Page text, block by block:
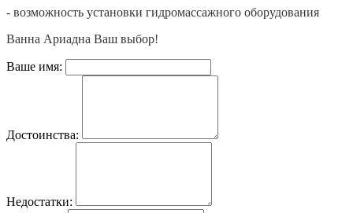
- возможность установки гидромассажного оборудования
Ванна Ариадна Ваш выбор!
Ваше имя:
Достоинства:
Недостатки: